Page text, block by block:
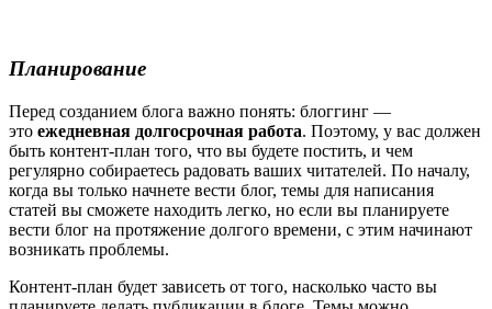
Планирование
Перед созданием блога важно понять: блоггинг —
это ежедневная долгосрочная работа. Поэтому, у вас должен
быть контент-план того, что вы будете постить, и чем
регулярно собираетесь радовать ваших читателей. По началу,
когда вы только начнете вести блог, темы для написания
статей вы сможете находить легко, но если вы планируете
вести блог на протяжение долгого времени, с этим начинают
возникать проблемы.
Контент-план будет зависеть от того, насколько часто вы